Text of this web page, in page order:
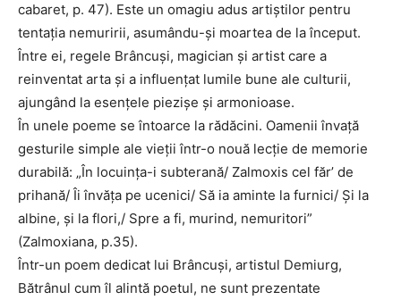
cabaret, p. 47). Este un omagiu adus artiștilor pentru
tentația nemuririi, asumându-și moartea de la început.
Între ei, regele Brâncuși, magician și artist care a
reinventat arta și a influențat lumile bune ale culturii,
ajungând la esențele piezișe și armonioase.
În unele poeme se întoarce la rădăcini. Oamenii învață
gesturile simple ale vieții într-o nouă lecție de memorie
durabilă: „În locuința-i subterană/ Zalmoxis cel făr’ de
prihană/ Îi învăța pe ucenici/ Să ia aminte la furnici/ Și la
albine, și la flori,/ Spre a fi, murind, nemuritori”
(Zalmoxiana, p.35).
Într-un poem dedicat lui Brâncuși, artistul Demiurg,
Bătrânul cum îl alintă poetul, ne sunt prezentate